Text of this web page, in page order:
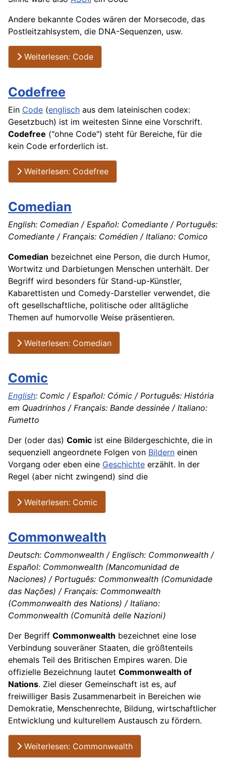
Andere bekannte Codes wären der Morsecode, das
Postleitzahlsystem, die DNA-Sequenzen, usw.
Weiterlesen: Code
Codefree
Ein Code (englisch aus dem lateinischen codex:
Gesetzbuch) ist im weitesten Sinne eine Vorschrift.
Codefree ("ohne Code") steht für Bereiche, für die
kein Code erforderlich ist.
Weiterlesen: Codefree
Comedian
English: Comedian / Español: Comediante / Português:
Comediante / Français: Comédien / Italiano: Comico
Comedian bezeichnet eine Person, die durch Humor,
Wortwitz und Darbietungen Menschen unterhält. Der
Begriff wird besonders für Stand-up-Künstler,
Kabarettisten und Comedy-Darsteller verwendet, die
oft gesellschaftliche, politische oder alltägliche
Themen auf humorvolle Weise präsentieren.
Weiterlesen: Comedian
Comic
English: Comic / Español: Cómic / Português: História
em Quadrinhos / Français: Bande dessinée / Italiano:
Fumetto
Der (oder das) Comic ist eine Bildergeschichte, die in
sequenziell angeordnete Folgen von Bildern einen
Vorgang oder eben eine Geschichte erzählt. In der
Regel (aber nicht zwingend) sind die
Weiterlesen: Comic
Commonwealth
Deutsch: Commonwealth / Englisch: Commonwealth /
Español: Commonwealth (Mancomunidad de
Naciones) / Português: Commonwealth (Comunidade
das Nações) / Français: Commonwealth
(Commonwealth des Nations) / Italiano:
Commonwealth (Comunità delle Nazioni)
Der Begriff Commonwealth bezeichnet eine lose
Verbindung souveräner Staaten, die größtenteils
ehemals Teil des Britischen Empires waren. Die
offizielle Bezeichnung lautet Commonwealth of
Nations. Ziel dieser Gemeinschaft ist es, auf
freiwilliger Basis Zusammenarbeit in Bereichen wie
Demokratie, Menschenrechte, Bildung, wirtschaftlicher
Entwicklung und kulturellem Austausch zu fördern.
Weiterlesen: Commonwealth